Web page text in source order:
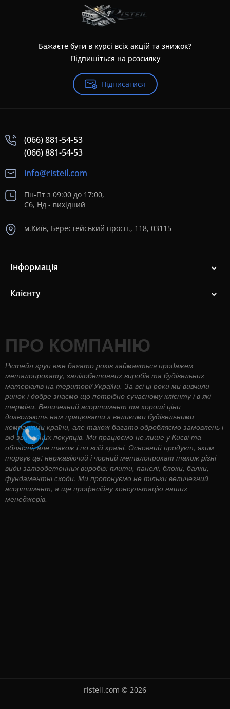
Бажаєте бути в курсі всіх акцій та знижок?
Підпишіться на розсилку
Підписатися
(066) 881-54-53
(066) 881-54-53
info@risteil.com
Пн-Пт з 09:00 до 17:00,
Сб, Нд - вихідний
м.Київ, Берестейський просп., 118, 03115
Інформація
Клієнту
ПРО КОМПАНІЮ
Рістейл груп вже багато років займається продажем
металопрокату, залізобетонних виробів та будівельних
матеріалів на території України. За всі ці роки ми вивчили
ринок і добре знаємо що потрібно сучасному клієнту і в які
терміни. Величезний асортимент та хороші ціни
дозволяють нам працювати з великими будівельними
компаніями країни, але також багато обробляємо замовлень і
від звичайних покупців. Ми працюємо не лише у Києві та
області, але також і по всій країні. Основний продукт, яким
торгує це: нержавіючий і чорний металопрокат також різні
види залізобетонних виробів: плити, панелі, блоки, балки,
фундаментні сходи. Ми пропонуємо не тільки величезний
асортимент, а ще професійну консультацію наших
менеджерів.
risteil.com © 2026